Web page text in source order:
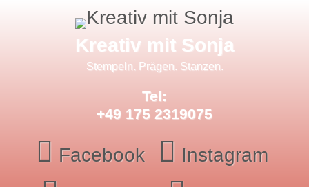
Kreativ mit Sonja
Stempeln. Prägen. Stanzen.
Tel:
+49 175 2319075
Facebook
Instagram